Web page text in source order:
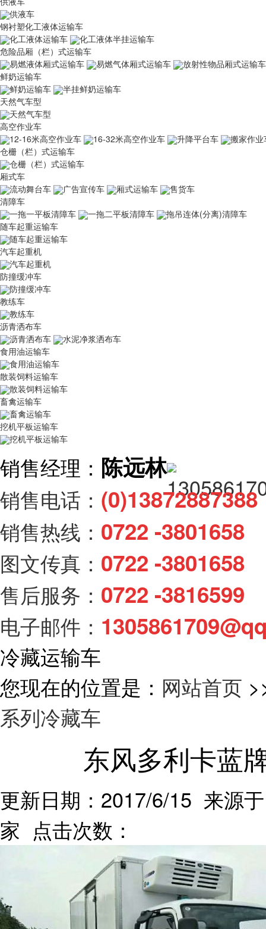
供液车
钢衬塑化工液体运输车
化工液体运输车
化工液体半挂运输车
危险品厢（栏）式运输车
易燃液体厢式运输车
易燃气体厢式运输车
放射性物品厢式运输车
鲜奶运输车
鲜奶运输车
半挂鲜奶运输车
天然气车型
天然气车型
高空作业车
12-16米高空作业车
16-32米高空作业车 升降平台车
搬家作业
仓栅（栏）式运输车
仓栅（栏）式运输车
厢式车
流动舞台车
广告宣传车 厢式运输车
售货车
清障车
一拖一平板清障车
一拖二平板清障车
拖吊连体(分离)清障车
随车起重运输车
随车起重运输车
汽车起重机
汽车起重机
防撞缓冲车
防撞缓冲车
教练车
教练车
沥青洒布车
沥青洒布车
水泥净浆洒布车
食用油运输车
食用油运输车
散装饲料运输车
散装饲料运输车
畜禽运输车
畜禽运输车
挖机平板运输车
挖机平板运输车
销售经理： 陈远林
销售电话：
销售热线： 0722 -3801658
图文传真： 0722 -3801658
售后服务： 0722 -3816599
电子邮件：
冷藏运输车
您现在的位置是： 网站首页
系列冷藏车
东风多利卡蓝
更新日期：2017/6/15 来源
家 点击次数：